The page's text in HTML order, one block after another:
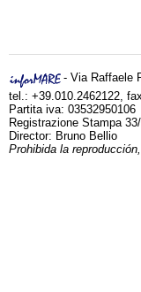
- Via Raffaele
tel.: +39.010.2462122,
Partita iva: 03532950106
Registrazione Stampa
Director: Bruno Bellio
Prohibida la